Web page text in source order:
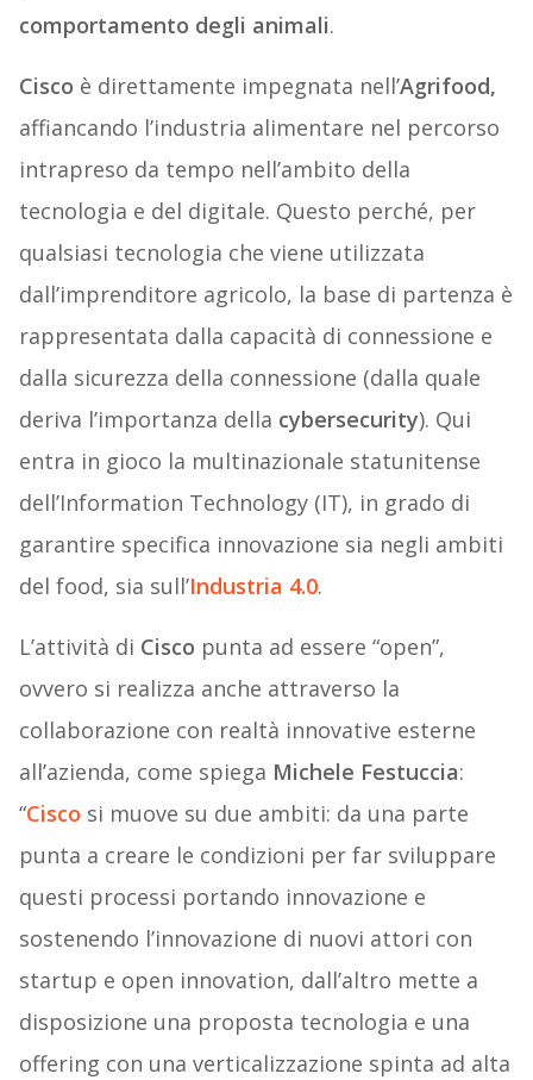
comportamento degli animali.
Cisco è direttamente impegnata nell’Agrifood,
affiancando l’industria alimentare nel percorso
intrapreso da tempo nell’ambito della
tecnologia e del digitale. Questo perché, per
qualsiasi tecnologia che viene utilizzata
dall’imprenditore agricolo, la base di partenza è
rappresentata dalla capacità di connessione e
dalla sicurezza della connessione (dalla quale
deriva l’importanza della cybersecurity). Qui
entra in gioco la multinazionale statunitense
dell’Information Technology (IT), in grado di
garantire specifica innovazione sia negli ambiti
del food, sia sull’Industria 4.0.
L’attività di Cisco punta ad essere “open”,
ovvero si realizza anche attraverso la
collaborazione con realtà innovative esterne
all’azienda, come spiega Michele Festuccia:
“Cisco si muove su due ambiti: da una parte
punta a creare le condizioni per far sviluppare
questi processi portando innovazione e
sostenendo l’innovazione di nuovi attori con
startup e open innovation, dall’altro mette a
disposizione una proposta tecnologia e una
offering con una verticalizzazione spinta ad alta